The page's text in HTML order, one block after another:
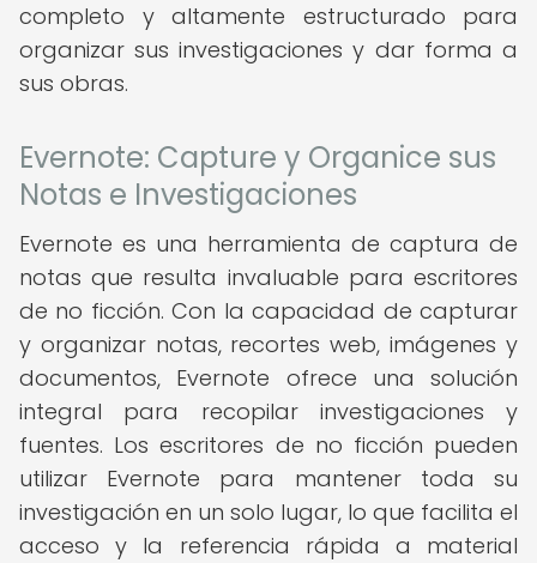
completo y altamente estructurado para
organizar sus investigaciones y dar forma a
sus obras.
Evernote: Capture y Organice sus
Notas e Investigaciones
Evernote es una herramienta de captura de
notas que resulta invaluable para escritores
de no ficción. Con la capacidad de capturar
y organizar notas, recortes web, imágenes y
documentos, Evernote ofrece una solución
integral para recopilar investigaciones y
fuentes. Los escritores de no ficción pueden
utilizar Evernote para mantener toda su
investigación en un solo lugar, lo que facilita el
acceso y la referencia rápida a material